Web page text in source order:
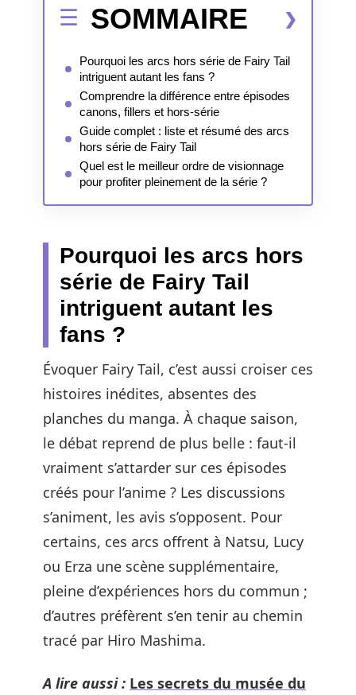
SOMMAIRE
Pourquoi les arcs hors série de Fairy Tail
intriguent autant les fans ?
Comprendre la différence entre épisodes
canons, fillers et hors-série
Guide complet : liste et résumé des arcs
hors série de Fairy Tail
Quel est le meilleur ordre de visionnage
pour profiter pleinement de la série ?
Pourquoi les arcs hors
série de Fairy Tail
intriguent autant les
fans ?
Évoquer Fairy Tail, c’est aussi croiser ces
histoires inédites, absentes des
planches du manga. À chaque saison,
le débat reprend de plus belle : faut-il
vraiment s’attarder sur ces épisodes
créés pour l’anime ? Les discussions
s’animent, les avis s’opposent. Pour
certains, ces arcs offrent à Natsu, Lucy
ou Erza une scène supplémentaire,
pleine d’expériences hors du commun ;
d’autres préfèrent s’en tenir au chemin
tracé par Hiro Mashima.
A lire aussi : Les secrets du musée du